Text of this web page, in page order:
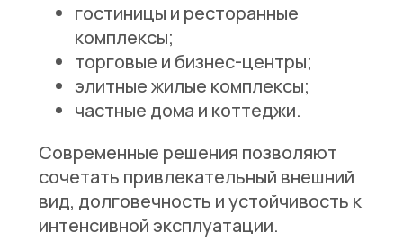
гостиницы и ресторанные
комплексы;
торговые и бизнес-центры;
элитные жилые комплексы;
частные дома и коттеджи.
Современные решения позволяют
сочетать привлекательный внешний
вид, долговечность и устойчивость к
интенсивной эксплуатации.